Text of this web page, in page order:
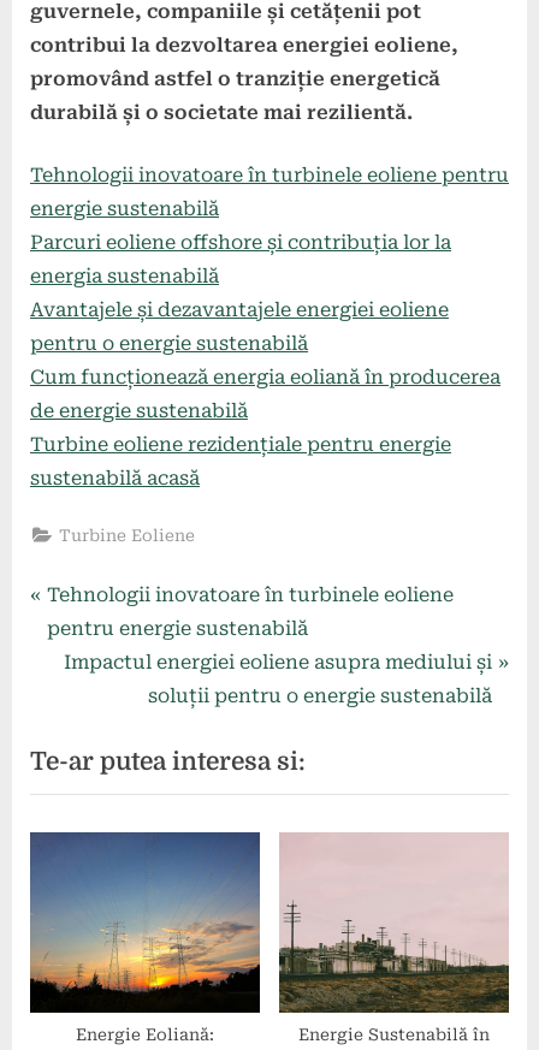
guvernele, companiile și cetățenii pot
contribui la dezvoltarea energiei eoliene,
promovând astfel o tranziție energetică
durabilă și o societate mai rezilientă.
Tehnologii inovatoare în turbinele eoliene pentru
energie sustenabilă
Parcuri eoliene offshore și contribuția lor la
energia sustenabilă
Avantajele și dezavantajele energiei eoliene
pentru o energie sustenabilă
Cum funcționează energia eoliană în producerea
de energie sustenabilă
Turbine eoliene rezidențiale pentru energie
sustenabilă acasă
Turbine Eoliene
Navigare
în
articole
P
r
o
u
s
s
t
Tehnologii inovatoare în turbinele eoliene
pentru energie sustenabilă
N
t
P
o
Impactul energiei eoliene asupra mediului și
soluții pentru o energie sustenabilă
Te-ar putea interesa si:
Energie Eoliană:
Energie Sustenabilă în